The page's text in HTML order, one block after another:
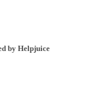
by Helpjuice